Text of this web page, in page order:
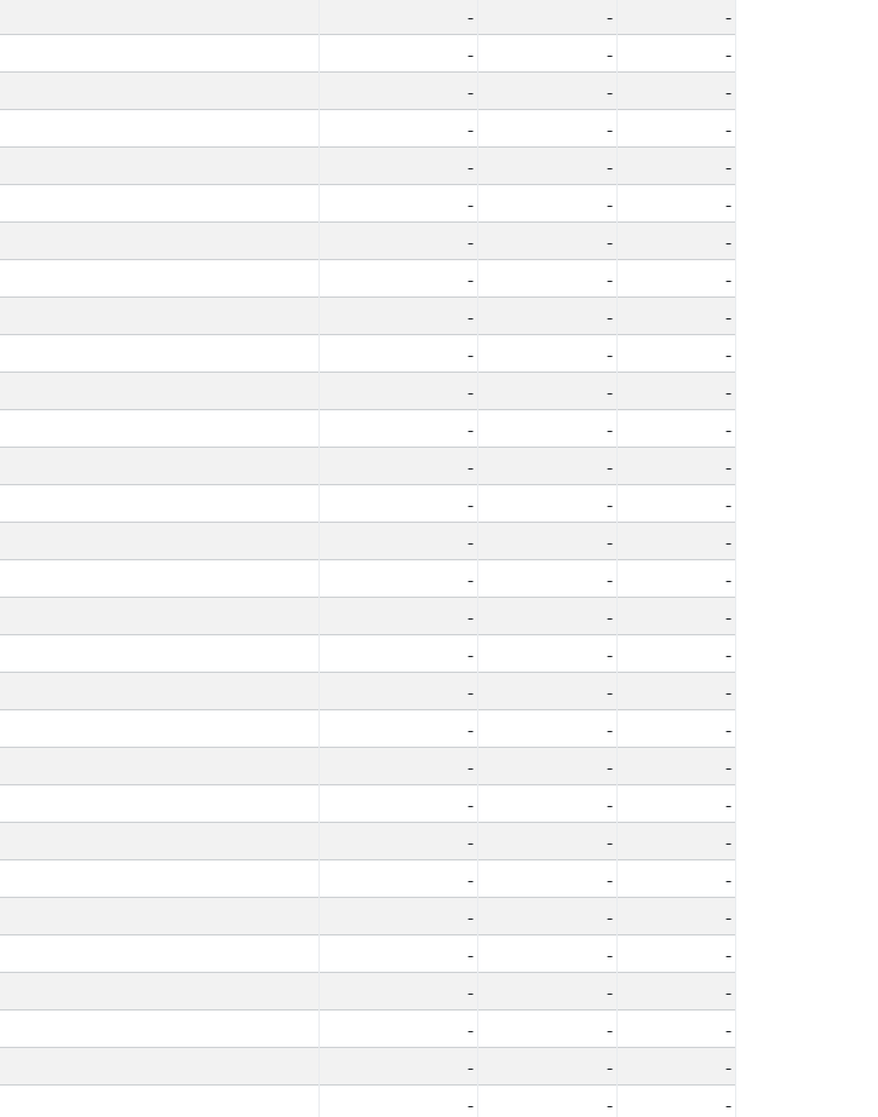
- -
-
- -
-
- -
-
- -
-
- -
-
- -
-
- -
-
- -
-
- -
-
- -
-
- -
-
- -
-
- -
-
- -
-
- -
-
- -
-
- -
-
- -
-
- -
-
- -
-
- -
-
- -
-
- -
-
- -
-
- -
-
- -
-
- -
-
- -
-
- -
-
- -
-